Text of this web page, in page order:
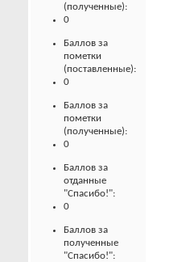
(полученные):
0
Баллов за
пометки
(поставленные):
0
Баллов за
пометки
(полученные):
0
Баллов за
отданные
"Спасибо!":
0
Баллов за
полученные
"Спасибо!":